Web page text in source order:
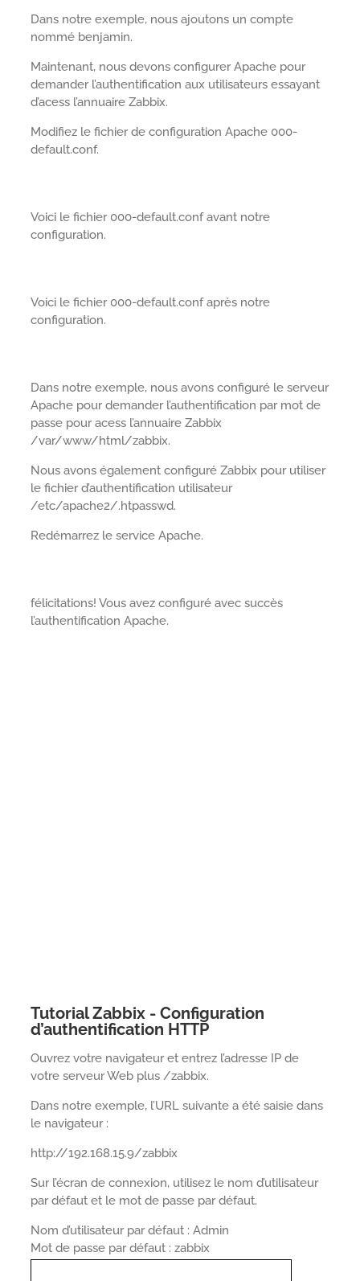
Dans notre exemple, nous ajoutons un compte
nommé benjamin.
Maintenant, nous devons configurer Apache pour
demander l’authentification aux utilisateurs essayant
d’acess l’annuaire Zabbix.
Modifiez le fichier de configuration Apache 000-
default.conf.
Voici le fichier 000-default.conf avant notre
configuration.
Voici le fichier 000-default.conf après notre
configuration.
Dans notre exemple, nous avons configuré le serveur
Apache pour demander l’authentification par mot de
passe pour acess l’annuaire Zabbix
/var/www/html/zabbix.
Nous avons également configuré Zabbix pour utiliser
le fichier d’authentification utilisateur
/etc/apache2/.htpasswd.
Redémarrez le service Apache.
félicitations! Vous avez configuré avec succès
l’authentification Apache.
Tutorial Zabbix - Configuration
d’authentification HTTP
Ouvrez votre navigateur et entrez l’adresse IP de
votre serveur Web plus /zabbix.
Dans notre exemple, l’URL suivante a été saisie dans
le navigateur :
http://192.168.15.9/zabbix
Sur l’écran de connexion, utilisez le nom d’utilisateur
par défaut et le mot de passe par défaut.
Nom d’utilisateur par défaut : Admin
Mot de passe par défaut : zabbix